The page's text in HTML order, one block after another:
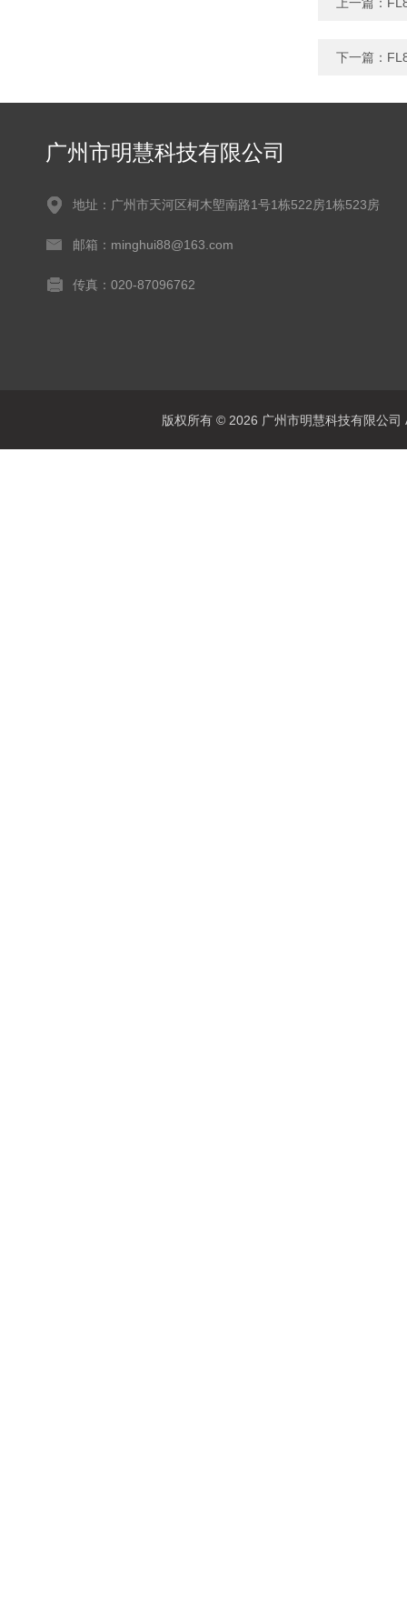
下一篇：
广州市明慧科技有限公司
地址：广州市天河区柯木塱南路1号1栋522房1栋523房
邮箱：minghui88@163.com
传真：020-87096762
版权所有 © 2026 广州市明慧科技有限